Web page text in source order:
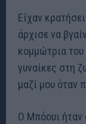
Είχαν
άρχισε να
κομμώτρια του
γυναίκες στη
μαζί μου όταν
Ο Μπόουι ήταν